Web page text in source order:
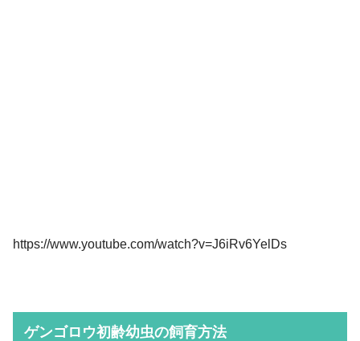
https://www.youtube.com/watch?v=J6iRv6YelDs
ゲンゴロウ初齢幼虫の飼育方法